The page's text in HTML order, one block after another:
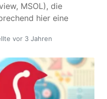
MSOL), die
hier eine
Notwendige
vor 3 Jahren